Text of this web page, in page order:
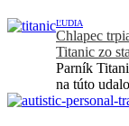
ĽUDIA
Chlapec
Titanic zo
Parník
na túto